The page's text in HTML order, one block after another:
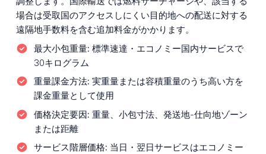
場合は受取国のアクセスしにくい目的地への配送に対する
遠隔地手数料を含む追加料金がかかります。
最大小包重量: 標準速達・エコノミー国内サービスで
30キログラム
重量課金方法: 実重量または容積重量のうち高い方を
課金重量として使用
価格決定要因: 重量、小包寸法、発送地-仕向地ゾーン
または距離
サービス階層価格: 当日・翌日サービスはエコノミー